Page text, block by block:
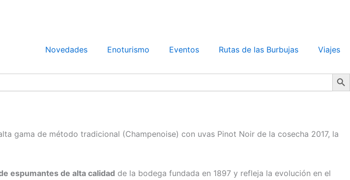
Novedades
Enoturismo Eventos Rutas de las Burbujas Viajes
Search
gama de método tradicional (Champenoise) con uvas Pinot Noir de la cosecha 2017, la
espumantes de alta calidad de la bodega fundada en 1897 y refleja la evolución en el